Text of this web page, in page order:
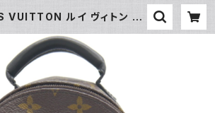
VUITTON ルイ ヴィトン パ
ラム リュックサック M44873
| 大和屋質店 前橋三俣店